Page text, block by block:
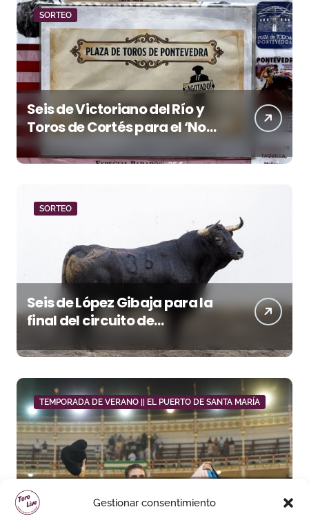
Gestionar consentimiento
SORTEO
Seis de Victoriano del Río y
Toros de Cortés para el ‘No
Hay Localidades’ de esta
tarde en Pontevedra
SORTEO
Seis de López Gibaja para la
final del circuito de
Málaga
TEMPORADA DE VERANO || EL PUERTO DE SANTA MARÍA
Daniel Crespo reivindica su
sitio con una gran faena y dos